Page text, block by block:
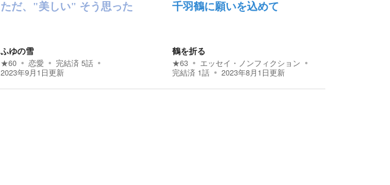
ただ、"美しい" そう思った
ふゆの雪
★60 恋愛 完結済 5話
2023年9月1日更新
千羽鶴に願いを込めて
鶴を折る
★63
エッセイ・ノンフィクション
完結済 1話 2023年8月1日更新